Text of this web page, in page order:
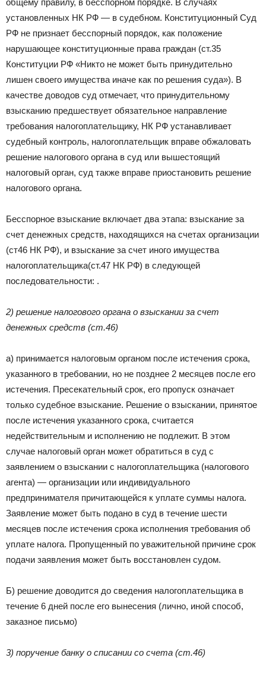
общему правилу, в бесспорном порядке. В случаях
установленных НК РФ — в судебном. Конституционный Суд
РФ не признает бесспорный порядок, как положение
нарушающее конституционные права граждан (ст.35
Конституции РФ «Никто не может быть принудительно
лишен своего имущества иначе как по решения суда»). В
качестве доводов суд отмечает, что принудительному
взысканию предшествует обязательное направление
требования налогоплательщику, НК РФ устанавливает
судебный контроль, налогоплательщик вправе обжаловать
решение налогового органа в суд или вышестоящий
налоговый орган, суд также вправе приостановить решение
налогового органа.
Бесспорное взыскание включает два этапа: взыскание за
счет денежных средств, находящихся на счетах организации
(ст46 НК РФ), и взыскание за счет иного имущества
налогоплательщика(ст.47 НК РФ) в следующей
последовательности: .
2) решение налогового органа о взыскании за счет
денежных средств (ст.46)
а) принимается налоговым органом после истечения срока,
указанного в требовании, но не позднее 2 месяцев после его
истечения. Пресекательный срок, его пропуск означает
только судебное взыскание. Решение о взыскании, принятое
после истечения указанного срока, считается
недействительным и исполнению не подлежит. В этом
случае налоговый орган может обратиться в суд с
заявлением о взыскании с налогоплательщика (налогового
агента) — организации или индивидуального
предпринимателя причитающейся к уплате суммы налога.
Заявление может быть подано в суд в течение шести
месяцев после истечения срока исполнения требования об
уплате налога. Пропущенный по уважительной причине срок
подачи заявления может быть восстановлен судом.
Б) решение доводится до сведения налогоплательщика в
течение 6 дней после его вынесения (лично, иной способ,
заказное письмо)
3) поручение банку о списании со счета (ст.46)